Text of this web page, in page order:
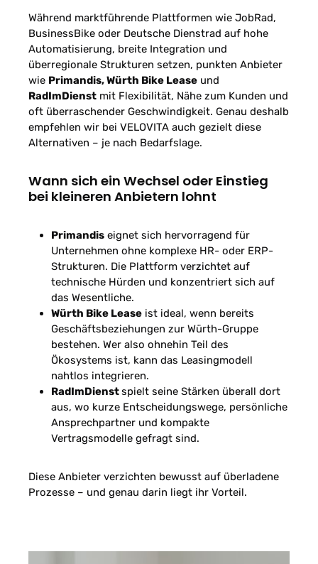
Während marktführende Plattformen wie JobRad,
BusinessBike oder Deutsche Dienstrad auf hohe
Automatisierung, breite Integration und
überregionale Strukturen setzen, punkten Anbieter
wie Primandis, Würth Bike Lease und
RadImDienst mit Flexibilität, Nähe zum Kunden und
oft überraschender Geschwindigkeit. Genau deshalb
empfehlen wir bei VELOVITA auch gezielt diese
Alternativen – je nach Bedarfslage.
Wann sich ein Wechsel oder Einstieg
bei kleineren Anbietern lohnt
Primandis eignet sich hervorragend für
Unternehmen ohne komplexe HR- oder ERP-
Strukturen. Die Plattform verzichtet auf
technische Hürden und konzentriert sich auf
das Wesentliche.
Würth Bike Lease ist ideal, wenn bereits
Geschäftsbeziehungen zur Würth-Gruppe
bestehen. Wer also ohnehin Teil des
Ökosystems ist, kann das Leasingmodell
nahtlos integrieren.
RadImDienstspielt seine Stärken überall dort
aus, wo kurze Entscheidungswege, persönliche
Ansprechpartner und kompakte
Vertragsmodelle gefragt sind.
Diese Anbieter verzichten bewusst auf überladene
Prozesse – und genau darin liegt ihr Vorteil.